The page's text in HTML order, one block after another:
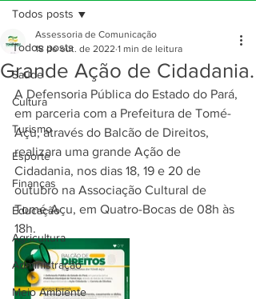
Todos posts
Saúde
Cultura
Turismo
Esporte
Finanças
Educação
Agricultura
Administração
Meio Ambiente
Todos posts
Grande Ação de Cidadania.
Assessoria de Comunicação
18 de out. de 2022 1 min de leitura
A Defensoria Pública do Estado do Pará,
em parceria com a Prefeitura de Tomé-
Açu, através do Balcão de Direitos,
realizara uma grande Ação de
Cidadania, nos dias 18, 19 e 20 de
outubro na Associação Cultural de
Tomé-Açu, em Quatro-Bocas de 08h às
18h.